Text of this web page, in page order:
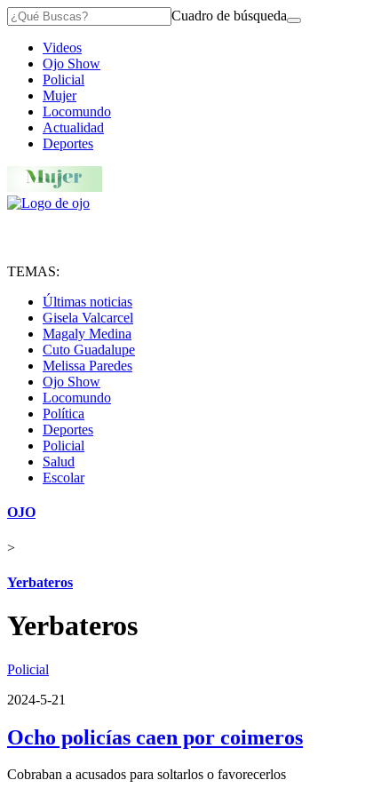
Cuadro de búsqueda
Videos
Ojo Show
Policial
Mujer
Locomundo
Actualidad
Deportes
TEMAS:
Últimas noticias
Gisela Valcarcel
Magaly Medina
Cuto Guadalupe
Melissa Paredes
Ojo Show
Locomundo
Política
Deportes
Policial
Salud
Escolar
OJO
>
Yerbateros
Yerbateros
Policial
2024-5-21
Ocho policías caen por coimeros
Cobraban a acusados para soltarlos o favorecerlos